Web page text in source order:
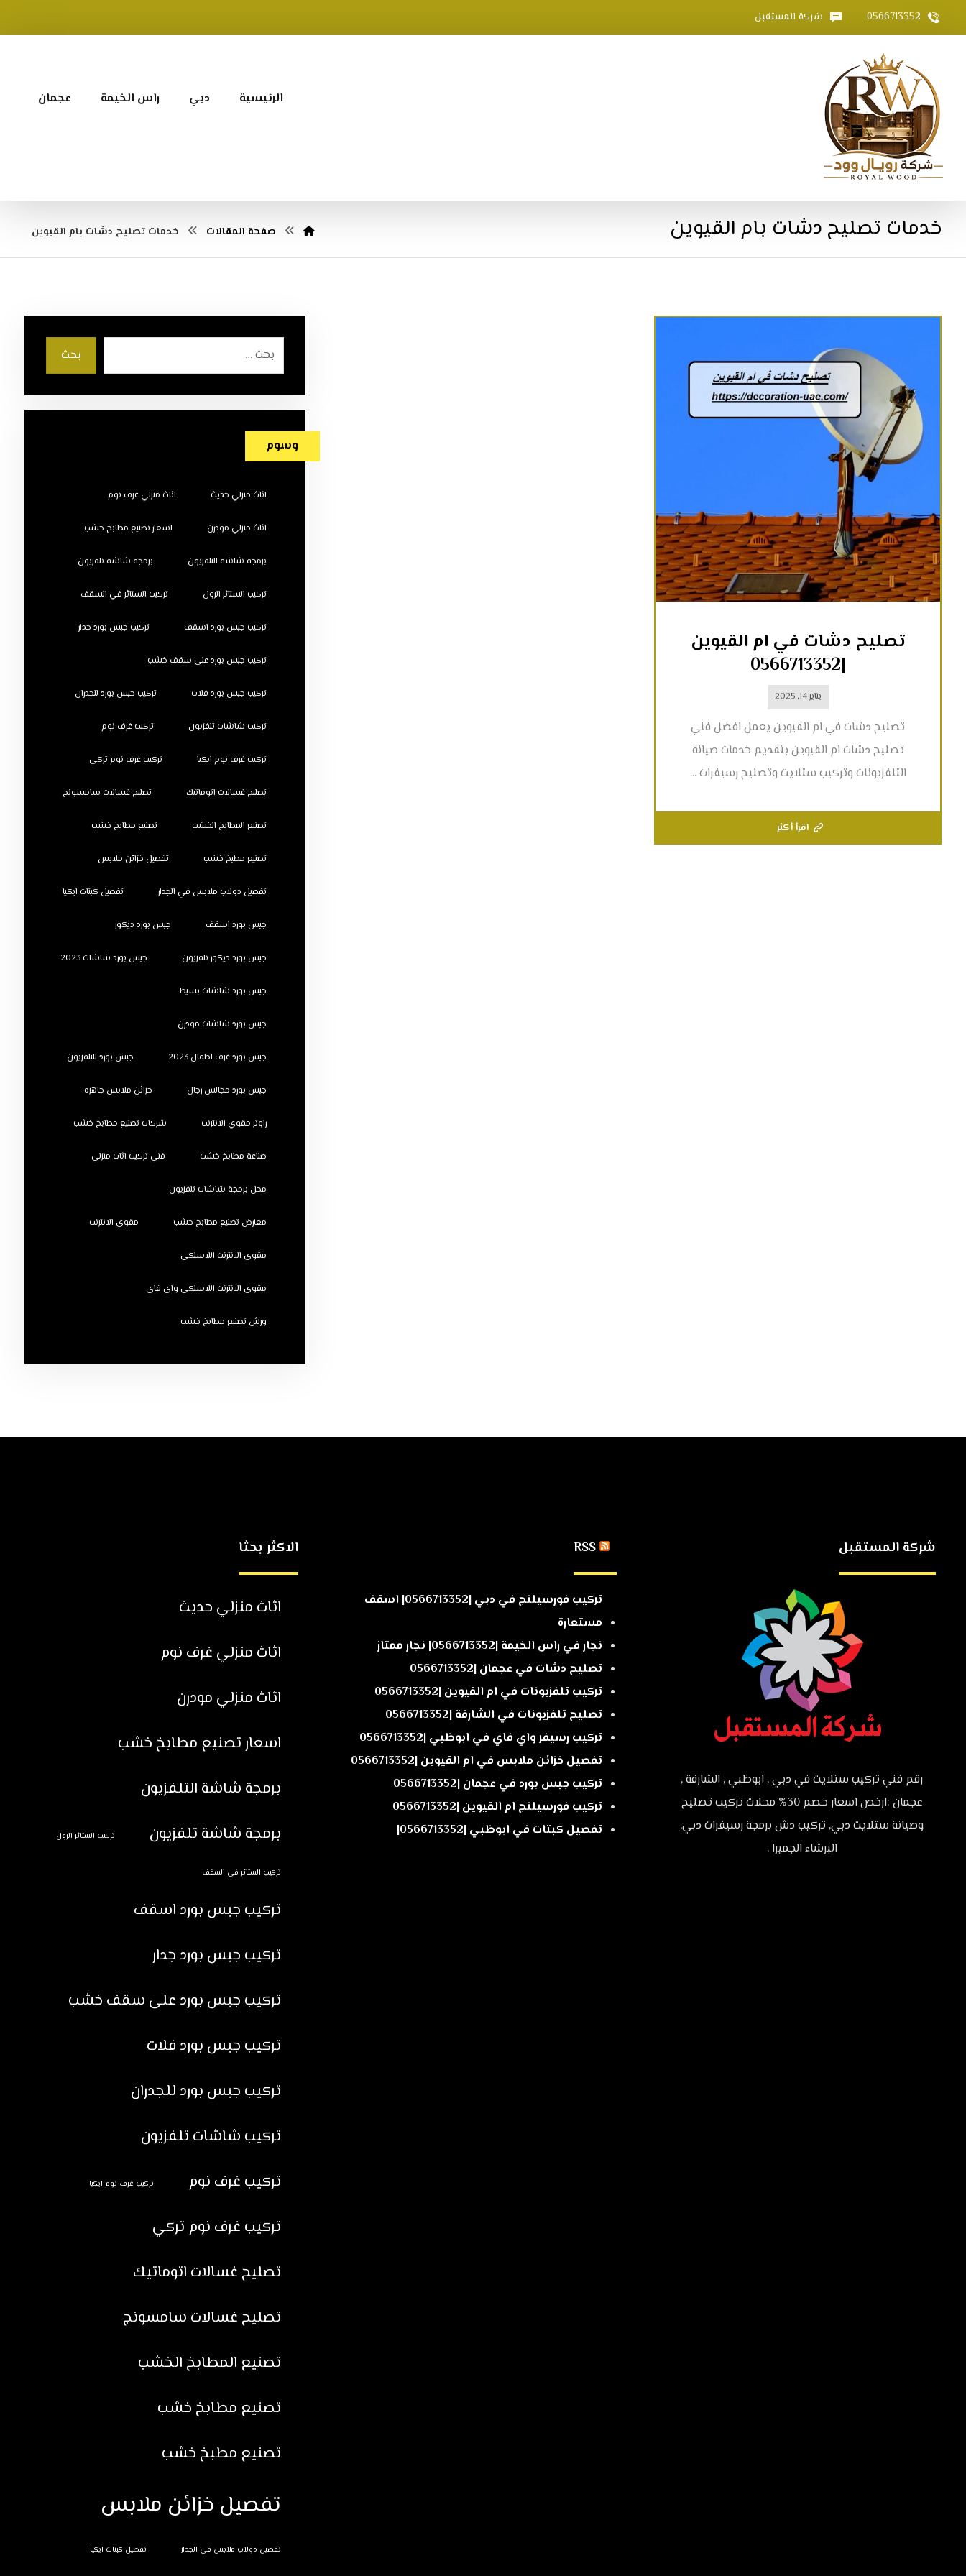
0566713352 شركة المستقبل
الرئيسية دبي راس الخيمة عجمان
خدمات تصليح دشات بام القيوين صفحة المقالات خدمات تصليح دشات بام القيوين
تصليح دشات في ام القيوين
|0566713352
يناير 14, 2025
تصليح دشات في ام القيوين يعمل افضل فني
تصليح دشات ام القيوين بتقديم خدمات صيانة
التلفزيونات وتركيب ستلايت وتصليح رسيفرات ...
اقرأ أكثر
بحث
وسوم
اثاث منزلي حديث اثاث منزلي غرف نوم
اثاث منزلي مودرن اسعار تصنيع مطابخ خشب
برمجة شاشة التلفزيون برمجة شاشة تلفزيون
تركيب الستائر الرول تركيب الستائر في السقف
تركيب جبس بورد اسقف تركيب جبس بورد جدار
تركيب جبس بورد على سقف خشب
تركيب جبس بورد فلات تركيب جبس بورد للجدران
تركيب شاشات تلفزيون تركيب غرف نوم
تركيب غرف نوم ايكيا تركيب غرف نوم تركي
تصليح غسالات اتوماتيك تصليح غسالات سامسونج
تصنيع المطابخ الخشب تصنيع مطابخ خشب
تصنيع مطبخ خشب تفصيل خزائن ملابس
تفصيل دولاب ملابس في الجدار تفصيل كبتات ايكيا
جبس بورد اسقف جبس بورد ديكور
جبس بورد ديكور تلفزيون جبس بورد شاشات 2023
جبس بورد شاشات بسيط
جبس بورد شاشات مودرن
جبس بورد غرف اطفال 2023 جبس بورد للتلفزيون
جبس بورد مجالس رجال خزائن ملابس جاهزة
راوتر مقوي الانترنت شركات تصنيع مطابخ خشب
صناعة مطابخ خشب فني تركيب اثاث منزلي
محل برمجة شاشات تلفزيون
معارض تصنيع مطابخ خشب مقوي الانترنت
مقوي الانترنت اللاسلكي
مقوي الانترنت اللاسلكي واي فاي
ورش تصنيع مطابخ خشب
شركة المستقبل
رقم فني تركيب ستلايت في دبي , ابوظبي , الشارقة ,
عجمان :ارخص اسعار خصم 30% محلات تركيب تصليح
وصيانة ستلايت دبي, تركيب دش برمجة رسيفرات دبي,
البرشاء الجميرا .
RSS
تركيب فورسيلنج في دبي |0566713352| اسقف
مستعارة
نجار في راس الخيمة |0566713352| نجار ممتاز
تصليح دشات في عجمان |0566713352
تركيب تلفزيونات في ام القيوين |0566713352
تصليح تلفزيونات في الشارقة |0566713352
تركيب رسيفر واي فاي في ابوظبي |0566713352
تفصيل خزائن ملابس في ام القيوين |0566713352
تركيب جبس بورد في عجمان |0566713352
تركيب فورسيلنج ام القيوين |0566713352
تفصيل كبتات في ابوظبي |0566713352|
الاكثر بحثا
اثاث منزلي حديث
اثاث منزلي غرف نوم
اثاث منزلي مودرن
اسعار تصنيع مطابخ خشب
برمجة شاشة التلفزيون
برمجة شاشة تلفزيون
تركيب الستائر الرول
تركيب الستائر في السقف
تركيب جبس بورد اسقف
تركيب جبس بورد جدار
تركيب جبس بورد على سقف خشب
تركيب جبس بورد فلات
تركيب جبس بورد للجدران
تركيب شاشات تلفزيون
تركيب غرف نوم
تركيب غرف نوم ايكيا
تركيب غرف نوم تركي
تصليح غسالات اتوماتيك
تصليح غسالات سامسونج
تصنيع المطابخ الخشب
تصنيع مطابخ خشب
تصنيع مطبخ خشب
تفصيل خزائن ملابس
تفصيل دولاب ملابس في الجدار تفصيل كبتات ايكيا